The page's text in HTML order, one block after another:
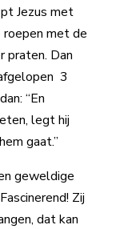
Jezus met
roepen met de
praten. Dan
3
“En
legt hij
gaat.”
geweldige
Zij
dat kan